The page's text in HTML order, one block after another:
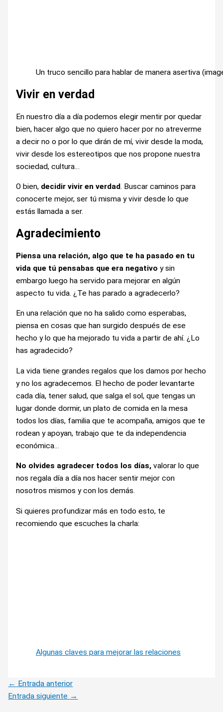
Un truco sencillo para hablar de manera asertiva
Vivir en verdad
En nuestro día a día podemos elegir mentir por quedar
bien, hacer algo que no quiero hacer por no atreverme
a decir no o por lo que dirán de mí, vivir desde la moda,
vivir desde los estereotipos que nos propone nuestra
sociedad, cultura…
O bien, decidir vivir en verdad. Buscar caminos para
conocerte mejor, ser tú misma y vivir desde lo que
estás llamada a ser.
Agradecimiento
Piensa una relación, algo que te ha pasado en tu
vida que tú pensabas que era negativo y sin
embargo luego ha servido para mejorar en algún
aspecto tu vida. ¿Te has parado a agradecerlo?
En una relación que no ha salido como esperabas,
piensa en cosas que han surgido después de ese
hecho y lo que ha mejorado tu vida a partir de ahí. ¿Lo
has agradecido?
La vida tiene grandes regalos que los damos por hecho
y no los agradecemos. El hecho de poder levantarte
cada día, tener salud, que salga el sol, que tengas un
lugar donde dormir, un plato de comida en la mesa
todos los días, familia que te acompaña, amigos que te
rodean y apoyan, trabajo que te da independencia
económica…
No olvides agradecer todos los días, valorar lo que
nos regala día a día nos hacer sentir mejor con
nosotros mismos y con los demás.
Si quieres profundizar más en todo esto, te
recomiendo que escuches la charla:
Algunas claves para mejorar las relaciones
← Entrada anterior
Entrada siguiente →